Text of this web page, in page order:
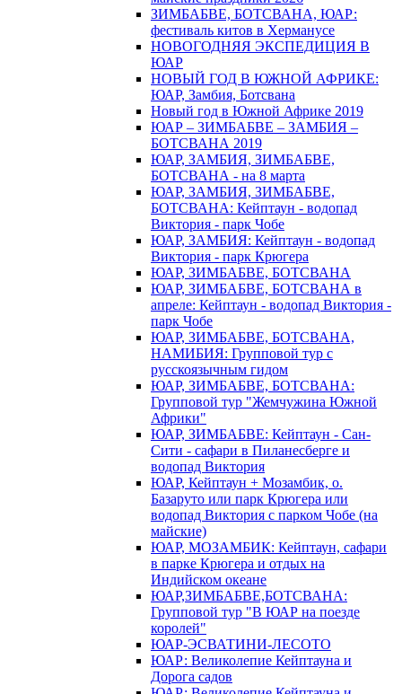
ЗИМБАБВЕ, БОТСВАНА, ЮАР:
фестиваль китов в Херманусе
НОВОГОДНЯЯ ЭКСПЕДИЦИЯ В
ЮАР
НОВЫЙ ГОД В ЮЖНОЙ АФРИКЕ:
ЮАР, Замбия, Ботсвана
Новый год в Южной Африке 2019
ЮАР – ЗИМБАБВЕ – ЗАМБИЯ –
БОТСВАНА 2019
ЮАР, ЗАМБИЯ, ЗИМБАБВЕ,
БОТСВАНА - на 8 марта
ЮАР, ЗАМБИЯ, ЗИМБАБВЕ,
БОТСВАНА: Кейптаун - водопад
Виктория - парк Чобе
ЮАР, ЗАМБИЯ: Кейптаун - водопад
Виктория - парк Крюгера
ЮАР, ЗИМБАБВЕ, БОТСВАНА
ЮАР, ЗИМБАБВЕ, БОТСВАНА в
апреле: Кейптаун - водопад Виктория -
парк Чобе
ЮАР, ЗИМБАБВЕ, БОТСВАНА,
НАМИБИЯ: Групповой тур с
русскоязычным гидом
ЮАР, ЗИМБАБВЕ, БОТСВАНА:
Групповой тур "Жемчужина Южной
Африки"
ЮАР, ЗИМБАБВЕ: Кейптаун - Сан-
Сити - сафари в Пиланесберге и
водопад Виктория
ЮАР, Кейптаун + Мозамбик, о.
Базаруто или парк Крюгера или
водопад Виктория с парком Чобе (на
майские)
ЮАР, МОЗАМБИК: Кейптаун, сафари
в парке Крюгера и отдых на
Индийском океане
ЮАР,ЗИМБАБВЕ,БОТСВАНА:
Групповой тур "В ЮАР на поезде
королей"
ЮАР-ЭСВАТИНИ-ЛЕСОТО
ЮАР: Великолепие Кейптауна и
Дорога садов